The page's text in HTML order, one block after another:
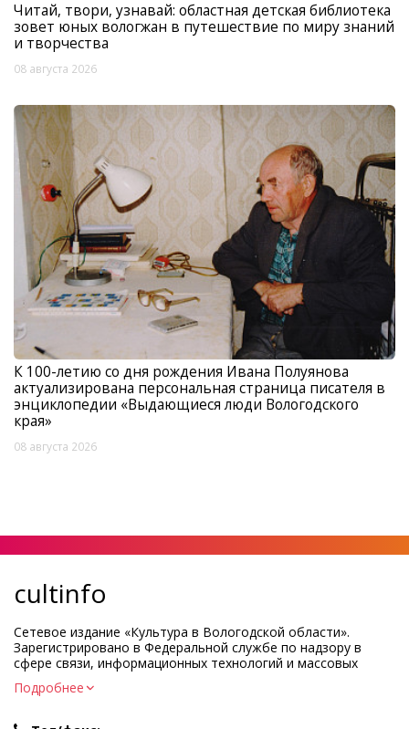
Читай, твори, узнавай: областная детская библиотека
зовет юных вологжан в путешествие по миру знаний
и творчества
08 августа 2026
К 100-летию со дня рождения Ивана Полуянова
актуализирована персональная страница писателя в
энциклопедии «Выдающиеся люди Вологодского
края»
08 августа 2026
cultinfo
Сетевое издание «Культура в Вологодской области».
Зарегистрировано в Федеральной службе по надзору в
сфере связи, информационных технологий и массовых
коммуникаций.
Регистрационный номер и дата принятия решения о
Подробнее